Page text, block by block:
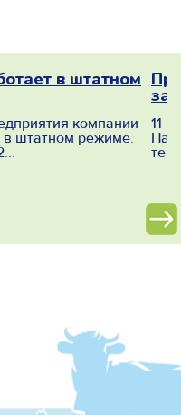
в штатном
компании
в штатном режиме.
11